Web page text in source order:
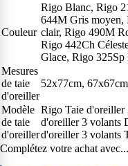
Couleur
Rigo Blanc, Rigo
644M Gris moyen,
clair, Rigo 490M
Rigo 442Ch
Glace, Rigo 325Sp
Mesures
de taie
d'oreiller
52x77cm, 67x67cm
Modèle
de taie
d'oreiller
Rigo Taie d'oreiller
d'oreiller 3 volants
d'oreiller 3 volants
Complétez votre achat avec...